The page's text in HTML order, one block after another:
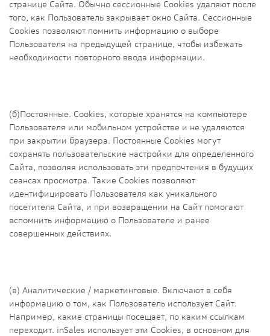
странице Сайта. Обычно сессионные Cookies удаляют после
того, как Пользователь закрывает окно Сайта. Сессионные
Cookies позволяют помнить информацию о выборе
Пользователя на предыдущей странице, чтобы избежать
необходимости повторного ввода информации.
(б)Постоянные. Сookies, которые хранятся на компьютере
Пользователя или мобильном устройстве и не удаляются
при закрытии браузера. Постоянные Сookies могут
сохранять пользовательские настройки для определенного
Сайта, позволяя использовать эти предпочтения в будущих
сеансах просмотра. Такие Cookies позволяют
идентифицировать Пользователя как уникального
посетителя Сайта, и при возвращении на Сайт помогают
вспомнить информацию о Пользователе и ранее
совершенных действиях.
(в) Аналитические / маркетинговые. Включают в себя
информацию о том, как Пользователь использует Сайт.
Например, какие страницы посещает, по каким ссылкам
переходит. inSales использует эти Cookies, в основном для